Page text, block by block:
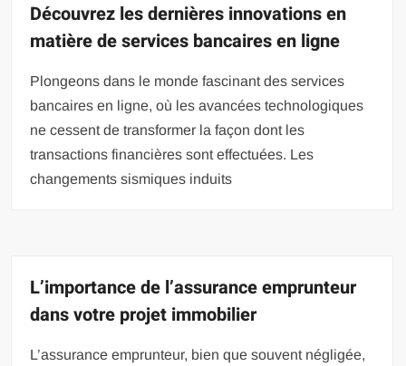
Découvrez les dernières innovations en
matière de services bancaires en ligne
Plongeons dans le monde fascinant des services
bancaires en ligne, où les avancées technologiques
ne cessent de transformer la façon dont les
transactions financières sont effectuées. Les
changements sismiques induits
L’importance de l’assurance emprunteur
dans votre projet immobilier
L’assurance emprunteur, bien que souvent négligée,